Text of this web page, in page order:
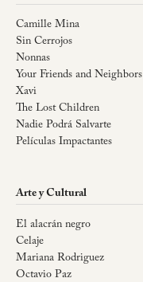
Camille Mina
Sin Cerrojos
Nonnas
Your Friends and Neighbors
Xavi
The Lost Children
Nadie Podrá Salvarte
Películas Impactantes
Arte y Cultural
El alacrán negro
Celaje
Mariana Rodriguez
Octavio Paz